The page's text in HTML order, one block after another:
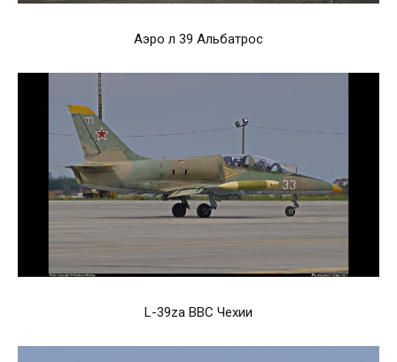
Аэро л 39 Альбатрос
L-39za ВВС Чехии